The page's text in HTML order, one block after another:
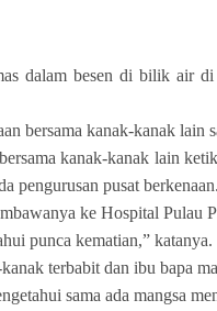
dalam besen di bilik air
bersama kanak-kanak lain
kanak-kanak lain
pengurusan pusat berkenaan.
ke Hospital Pulau
punca kematian,” katanya.
terbabit dan ibu bapa
sama ada mangsa